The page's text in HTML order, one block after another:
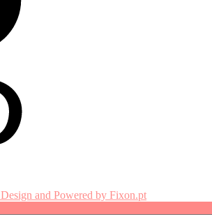
and Powered by Fixon.pt